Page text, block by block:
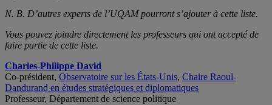
N. B. D’autres experts de l’UQAM pourront s’ajouter à cette liste.
Vous pouvez joindre directement les professeurs qui ont accepté de
faire partie de cette liste.
Charles-Philippe David
Co-président, Observatoire sur les États-Unis, Chaire Raoul-
Dandurand en études stratégiques et diplomatiques
Professeur, Département de science politique